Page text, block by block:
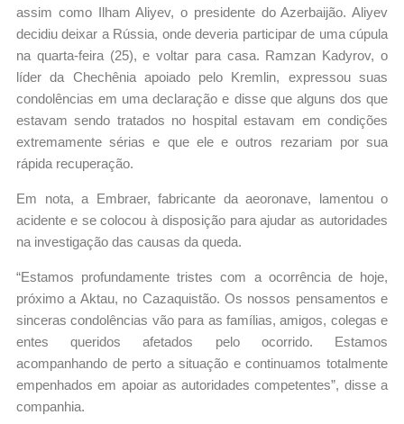
assim como Ilham Aliyev, o presidente do Azerbaijão. Aliyev
decidiu deixar a Rússia, onde deveria participar de uma cúpula
na quarta-feira (25), e voltar para casa. Ramzan Kadyrov, o
líder da Chechênia apoiado pelo Kremlin, expressou suas
condolências em uma declaração e disse que alguns dos que
estavam sendo tratados no hospital estavam em condições
extremamente sérias e que ele e outros rezariam por sua
rápida recuperação.
Em nota, a Embraer, fabricante da aeoronave, lamentou o
acidente e se colocou à disposição para ajudar as autoridades
na investigação das causas da queda.
“Estamos profundamente tristes com a ocorrência de hoje,
próximo a Aktau, no Cazaquistão. Os nossos pensamentos e
sinceras condolências vão para as famílias, amigos, colegas e
entes queridos afetados pelo ocorrido. Estamos
acompanhando de perto a situação e continuamos totalmente
empenhados em apoiar as autoridades competentes”, disse a
companhia.